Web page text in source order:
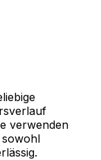
verwenden
sowohl